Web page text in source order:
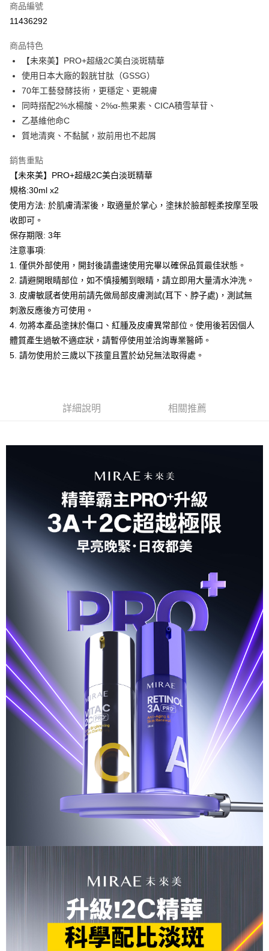
１．簡單：不需註冊會員、不需綁卡、不需儲值。
２．便利：只要手機號碼，簡訊認證，即可結帳。
【「AFTEE先享後付」結帳流程】
１．於結帳方式選擇「AFTEE先享後付」後，將跳轉至「AFTEE先享後付」
結帳頁面，進行簡訊認證並確認金額後，即可完成結帳。
２．訂單成立數日內，您將收到繳費通知簡訊。
３．收到繳費通知簡訊後14天內，點擊此簡訊中的連結，可透過四大超商／
ATM／網路銀行／等多元方式進行付款，方視為交易完成。
購買商品的店家。未經商家同意取消之訂單仍視為有效，需透過AFTEE先享
後付繳納相關費用。
是否繳費成功／繳費後需取消欲退款等相關疑問，請聯繫「AFTEE先享後付
【注意事項】
１．透過由恩沛科技股份有限公司提供之「AFTEE先享後付」服務完成之交
易，需依本服務之必要範圍內提供個人資料，並將交易相關給付款項請求債
權轉讓予恩沛科技股份有限公司。
２．關於個人資料處理事宜，請瀏覽以下網址：
３．未成年的使用者請事先徵得法定代理人或監護人之同意方可使用
「AFTEE先享後付」，若未經同意申辦者引起之損失，本公司不負相關責
任。
４．使用「AFTEE先享後付」時，將依據個別帳號之用戶狀況，依本公司即
時審查核予不同之上限額度；若仍有額度不足之情形，本公司將視審查結果
請求用戶進行身份認證。
５．嚴禁一人註冊多個帳號或使用他人資訊註冊。若發現惡意使用之情形，
恩沛科技股份有限公司將有權停止該用戶之使用額度並採取法律行動。
運送方式
每筆NT$100，滿NT$600(含以上)免運費
付款後全家取貨
每筆NT$100，滿NT$600(含以上)免運費
萊爾富取貨付款
每筆NT$100，滿NT$600(含以上)免運費
每筆NT$100，滿NT$600(含以上)免運費
7-11取貨付款
每筆NT$100，滿NT$600(含以上)免運費
付款後7-11取貨
每筆NT$100，滿NT$600(含以上)免運費
宅配
每筆NT$100，滿NT$600(含以上)免運費
宅配(離島)
每筆NT$150，滿NT$1,500(含以上)免運費
海外配送
海外配送(馬來西亞_only西0804)
商品編號
11436292
商品特色
【未來美】PRO+超級2C美白淡斑精華
使用日本大廠的穀胱甘肽（GSSG）
70年工藝發酵技術，更穩定、更親膚
同時搭配2%水楊酸、2%α-熊果素、CICA積雪草苷、
乙基維他命C
質地清爽、不黏膩，妝前用也不起屑
銷售重點
【未來美】PRO+超級2C美白淡斑精華
規格:30ml x2
使用方法: 於肌膚清潔後，取適量於掌心，塗抹於臉部輕柔按摩至吸
收即可。
保存期限: 3年
注意事項:
1. 僅供外部使用，開封後請盡速使用完畢以確保品質最佳狀態。
2. 請避開眼睛部位，如不慎接觸到眼睛，請立即用大量清水沖洗。
3. 皮膚敏感者使用前請先做局部皮膚測試(耳下、脖子處)，測試無
刺激反應後方可使用。
4. 勿將本產品塗抹於傷口、紅腫及皮膚異常部位。使用後若因個人
體質產生過敏不適症狀，請暫停使用並洽詢專業醫師。
5. 請勿使用於三歲以下孩童且置於幼兒無法取得處。
詳細說明 相關推薦